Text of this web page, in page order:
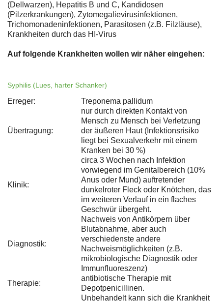
(Dellwarzen), Hepatitis B und C, Kandidosen
(Pilzerkrankungen), Zytomegalievirusinfektionen,
Trichomonadeninfektionen, Parasitosen (z.B. Filzläuse),
Krankheiten durch das HI-Virus
Auf folgende Krankheiten wollen wir näher eingehen:
Syphilis (Lues, harter Schanker)
Erreger: Treponema pallidum
Übertragung:
nur durch direkten Kontakt von
Mensch zu Mensch bei Verletzung
der äußeren Haut (Infektionsrisiko
liegt bei Sexualverkehr mit einem
Kranken bei 30 %)
Klinik:
circa 3 Wochen nach Infektion
vorwiegend im Genitalbereich (10%
Anus oder Mund) auftretender
dunkelroter Fleck oder Knötchen, das
im weiteren Verlauf in ein flaches
Geschwür übergeht.
Diagnostik:
Nachweis von Antikörpern über
Blutabnahme, aber auch
verschiedenste andere
Nachweismöglichkeiten (z.B.
mikrobiologische Diagnostik oder
Immunfluoreszenz)
Therapie:
antibiotische Therapie mit
Depotpenicillinen.
Unbehandelt kann sich die Krankheit